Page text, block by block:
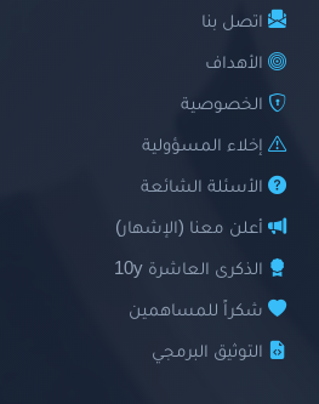
اتصل بنا
الأهداف
الخصوصية
إخلاء المسؤولية
الأسئلة الشائعة
أعلن معنا (الإشهار)
الذكرى العاشرة 10y
شكراً للمساهمين
التوثيق البرمجي